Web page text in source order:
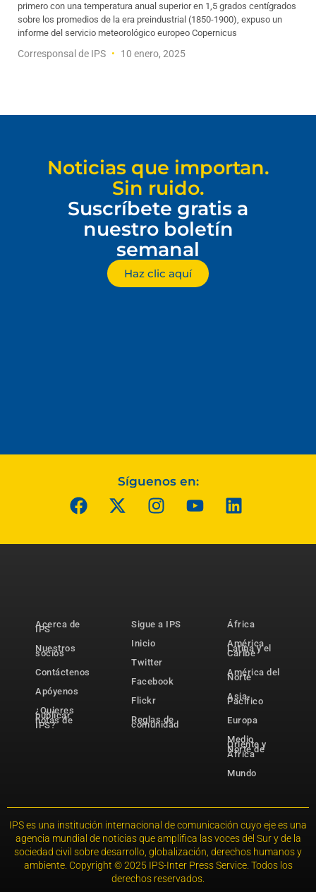
primero con una temperatura anual superior en 1,5 grados centígrados
sobre los promedios de la era preindustrial (1850-1900), expuso un
informe del servicio meteorológico europeo Copernicus
Corresponsal de IPS 10 enero, 2025
Noticias que importan.
Sin ruido.
Suscríbete gratis a
nuestro boletín
semanal
Haz clic aquí
Síguenos en:
Acerca de
IPS
Nuestros
socios
Contáctenos
Apóyenos
¿Quieres
publicar
notas de
IPS?
Sigue a IPS
Inicio
Twitter
Facebook
Flickr
Reglas de
comunidad
África
América
Latina y el
Caribe
América del
Norte
Asia-
Pacífico
Europa
Medio
Oriente y
Norte de
África
Mundo
IPS es una institución internacional de comunicación cuyo eje es una
agencia mundial de noticias que amplifica las voces del Sur y de la
sociedad civil sobre desarrollo, globalización, derechos humanos y
ambiente. Copyright © 2025 IPS-Inter Press Service. Todos los
derechos reservados.